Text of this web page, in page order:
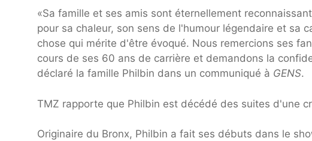
«Sa famille et ses amis sont éternellement
pour sa chaleur, son sens de l'humour légendaire et sa
chose qui mérite d'être évoqué. Nous remercions ses
cours de ses 60 ans de carrière et demandons la
déclaré la famille Philbin dans un communiqué à GENS.
TMZ rapporte que Philbin est décédé des suites d'une
Originaire du Bronx, Philbin a fait ses débuts dans le